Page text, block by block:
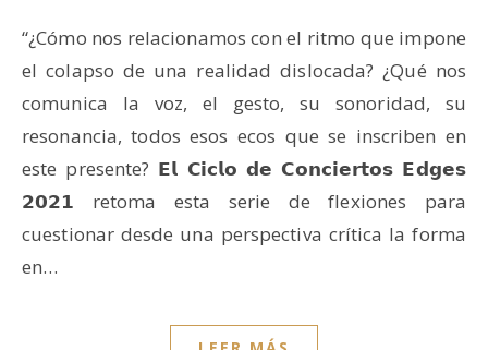
“¿Cómo nos relacionamos con el ritmo que impone
el colapso de una realidad dislocada? ¿Qué nos
comunica la voz, el gesto, su sonoridad, su
resonancia, todos esos ecos que se inscriben en
este presente? 𝗘𝗹 𝗖𝗶𝗰𝗹𝗼 𝗱𝗲 𝗖𝗼𝗻𝗰𝗶𝗲𝗿𝘁𝗼𝘀 𝗘𝗱𝗴𝗲𝘀
𝟮𝟬𝟮𝟭 retoma esta serie de flexiones para
cuestionar desde una perspectiva crítica la forma
en…